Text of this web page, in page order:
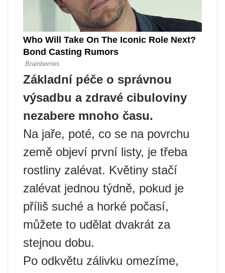
Základní péče o správnou
výsadbu a zdravé cibuloviny
nezabere mnoho času.
Na jaře, poté, co se na povrchu
země objeví první listy, je třeba
rostliny zalévat. Květiny stačí
zalévat jednou týdně, pokud je
příliš suché a horké počasí,
můžete to udělat dvakrát za
stejnou dobu.
Po odkvětu zálivku omezíme,